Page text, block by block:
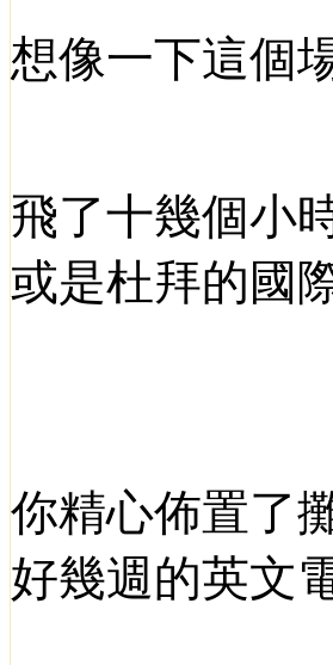
想像一下這個
飛了十幾個小
或是杜拜的國
你精心佈置了
好幾週的英文